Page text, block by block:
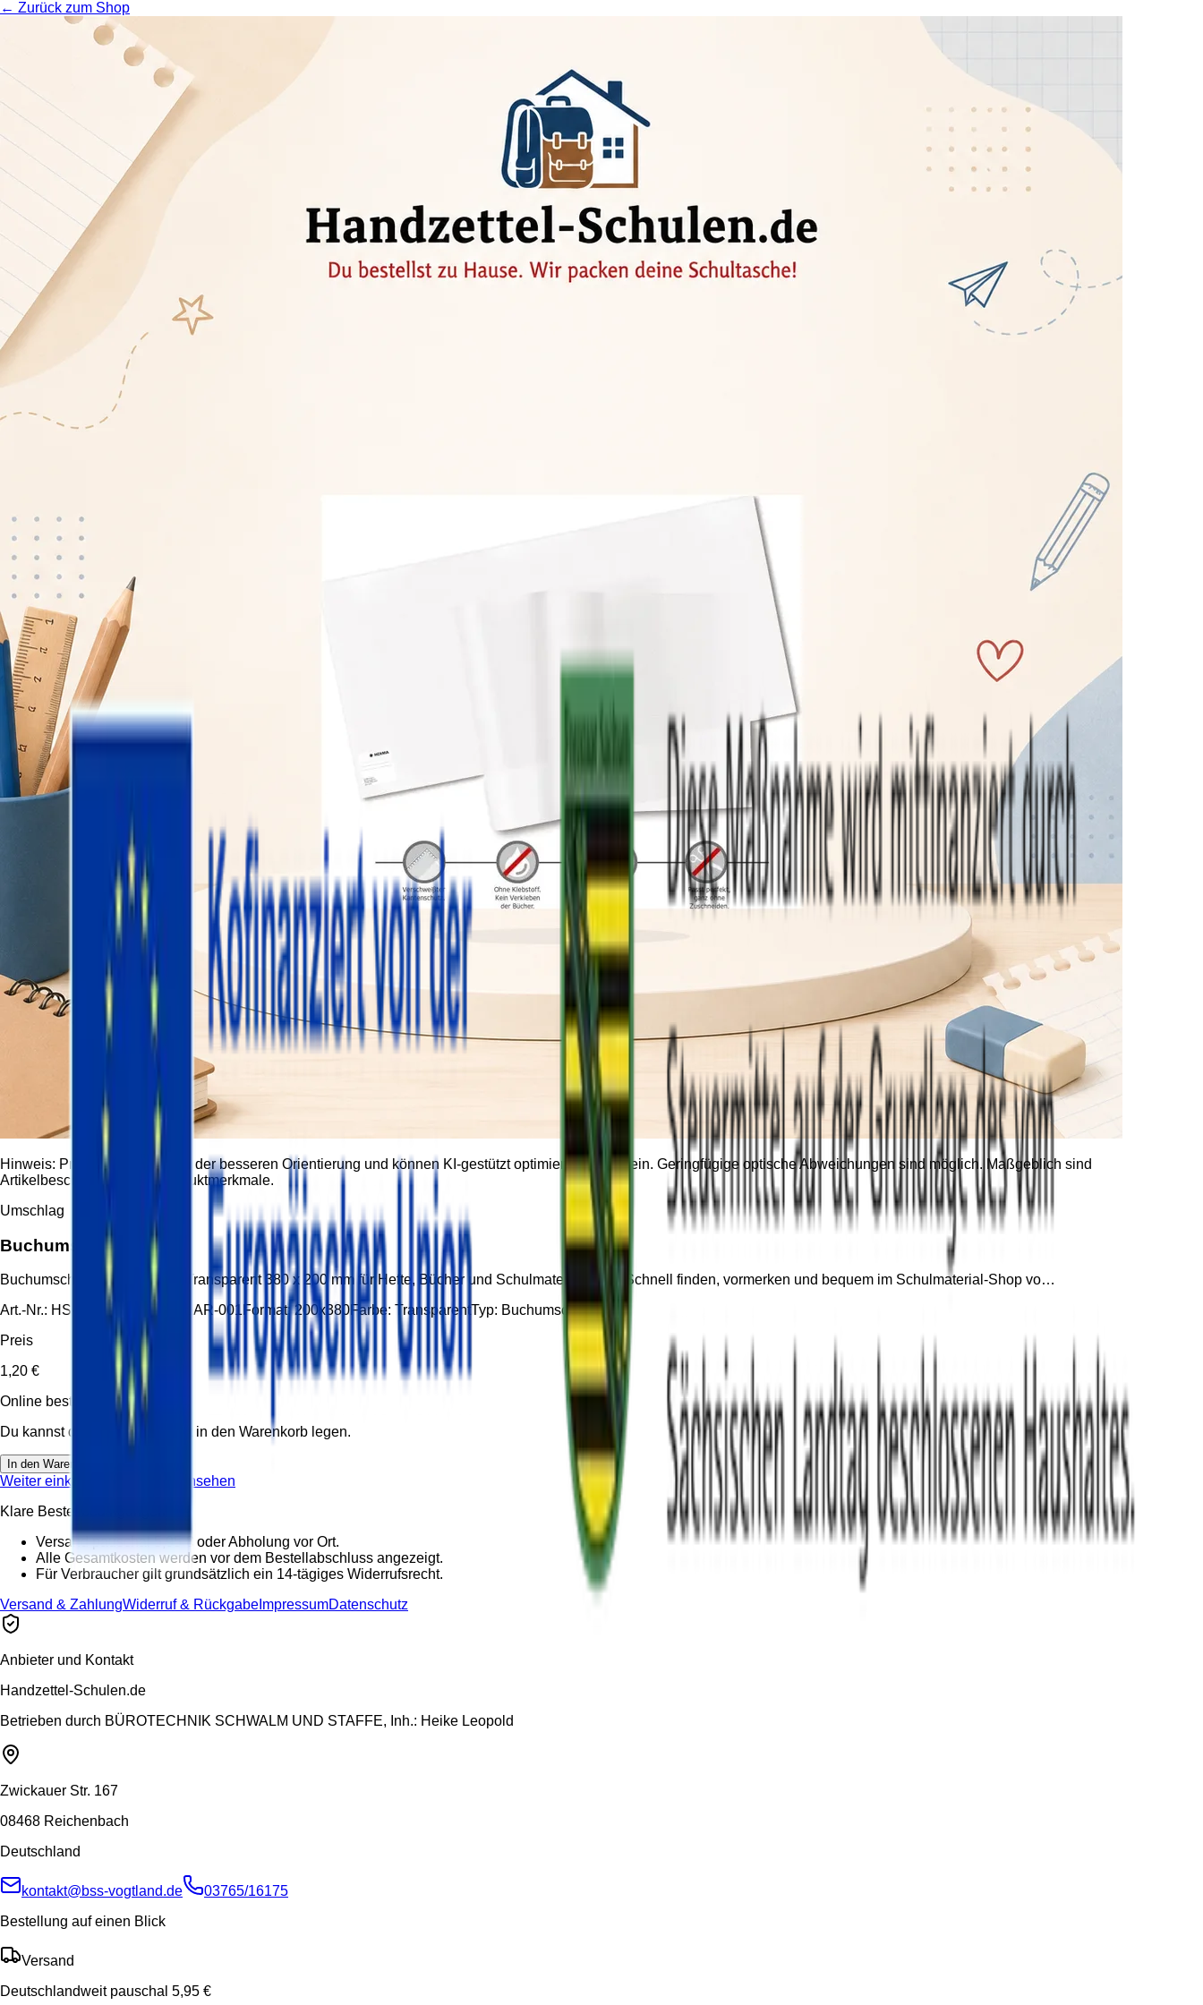
← Zurück zum Shop
Hinweis: Produktbilder dienen der besseren Orientierung und können KI-gestützt optimiert worden sein. Geringfügige optische Abweichungen sind möglich. Maßgeblich sind
Artikelbeschreibung und Produktmerkmale.
Umschlag
Buchumschlag 200
Buchumschlag 200 200x380 Transparent 380 x 200 mm für Hefte, Bücher und Schulmateriallisten. Schnell finden, vormerken und bequem im Schulmaterial-Shop vo…
Art.-Nr.: HS-UMS-200X380-KLAR-001 Format:200x380Farbe: TransparentTyp: Buchumschlag
Preis
1,20 €
Online bestellbar
Du kannst diesen Artikel direkt in den Warenkorb legen.
In den Warenkorb
Weiter einkaufen
Warenkorb ansehen
Klare Bestellbedingungen
Versand pauschal 5,95 € oder Abholung vor Ort.
Alle Gesamtkosten werden vor dem Bestellabschluss angezeigt.
Für Verbraucher gilt grundsätzlich ein 14-tägiges Widerrufsrecht.
Versand & ZahlungWiderruf & Rückgabe ImpressumDatenschutz
Anbieter und Kontakt
Handzettel-Schulen.de
Betrieben durch BÜROTECHNIK SCHWALM UND STAFFE, Inh.: Heike Leopold
Zwickauer Str. 167
08468 Reichenbach
Deutschland
kontakt@bss-vogtland.de
03765/16175
Bestellung auf einen Blick
Versand
Deutschlandweit pauschal 5,95 €